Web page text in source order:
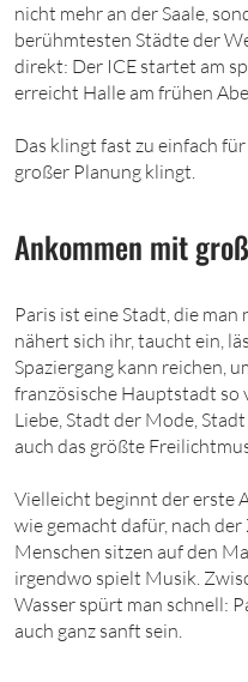
nicht mehr an der Saale,
berühmtesten Städte der
direkt: Der ICE startet am
erreicht Halle am frühen
Das klingt fast zu einfach
großer Planung klingt.
Ankommen mit
Paris ist eine Stadt, die
nähert sich ihr, taucht ein,
Spaziergang kann reichen,
französische Hauptstadt so
Liebe, Stadt der Mode,
auch das größte
Vielleicht beginnt der erste
wie gemacht dafür, nach
Menschen sitzen auf den
irgendwo spielt Musik.
Wasser spürt man schnell:
auch ganz sanft sein.